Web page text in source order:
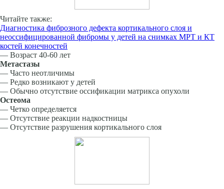
Читайте также:
Диагностика фиброзного дефекта кортикального слоя и
неоссифицированной фибромы у детей на снимках МРТ и КТ
костей конечностей
— Возраст 40-60 лет
Метастазы
— Часто неотличимы
— Редко возникают у детей
— Обычно отсутствие оссификации матрикса опухоли
Остеома
— Четко определяется
— Отсутствие реакции надкостницы
— Отсутствие разрушения кортикального слоя